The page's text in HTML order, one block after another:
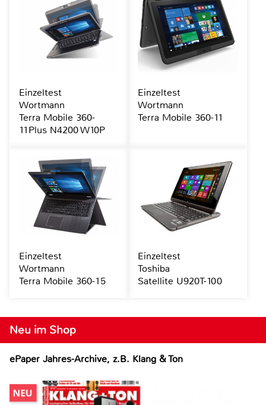
Neu im Shop
ePaper Jahres-Archive, z.B. Klang & Ton
Einzeltest
Wortmann
Terra Mobile 360-
11Plus N4200 W10P
Einzeltest
Wortmann
Terra Mobile 360-11
Einzeltest
Wortmann
Terra Mobile 360-15
Einzeltest
Toshiba
Satellite U920T-100